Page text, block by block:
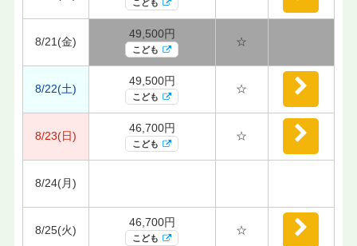
こども
8/21(金)
49,500円
こども
☆
8/22(土)
49,500円
こども
☆
8/23(日)
46,700円
こども
☆
8/24(月)
8/25(火)
46,700円
こども
☆